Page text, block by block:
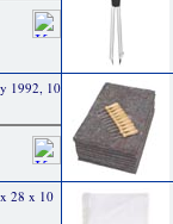
1992, 10
28 x 10